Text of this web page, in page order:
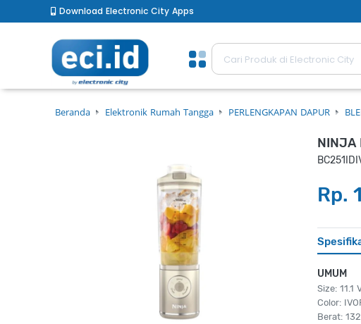
Download Electronic City Apps
Beranda Elektronik Rumah Tangga PERLENGKAPAN DAPUR
NINJA
Rp.
UMUM
Size: 11.1
Color:
Berat: